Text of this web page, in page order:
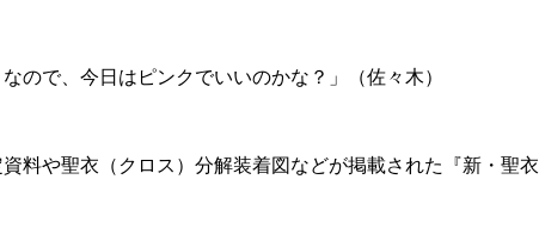
ので、今日はピンクでいいのかな？」（佐々木）
や聖衣（クロス）分解装着図などが掲載された『新・聖衣